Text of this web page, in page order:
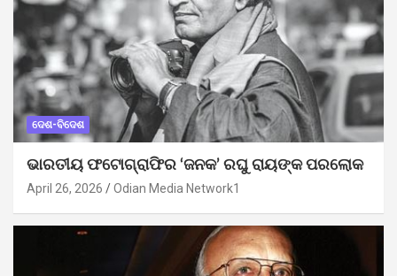
ଦେଶ-ବିଦେଶ
ଭାରତୀୟ ଫଟୋଗ୍ରାଫିର ‘ଜନକ’ ରଘୁ ରାୟଙ୍କ ପରଲୋକ
April 26, 2026 Odian Media Network1